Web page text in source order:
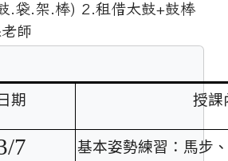
.袋.架.棒) 2.租借太鼓+鼓棒
師
日期 授課
7 基本姿勢練習：馬步